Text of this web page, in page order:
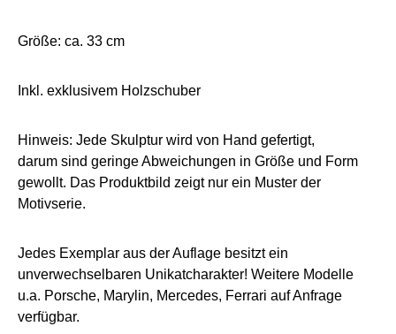
Größe: ca. 33 cm
Inkl. exklusivem Holzschuber
Hinweis: Jede Skulptur wird von Hand gefertigt,
darum sind geringe Abweichungen in Größe und Form
gewollt. Das Produktbild zeigt nur ein Muster der
Motivserie.
Jedes Exemplar aus der Auflage besitzt ein
unverwechselbaren Unikatcharakter! Weitere Modelle
u.a. Porsche, Marylin, Mercedes, Ferrari auf Anfrage
verfügbar.